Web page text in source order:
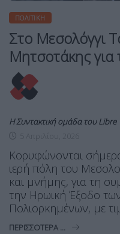
ΠΟΛΙΤΙΚΉ
Στο Μεσολόγγι
Μητσοτάκης για
Η Συντακτική ομάδα του Libre
Κορυφώνονται
ιερή πόλη του
και μνήμης, για τη
την Ηρωική Έξοδο
Πολιορκημένων, με
ΠΕΡΙΣΣΌΤΕΡΑ ...